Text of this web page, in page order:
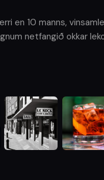
en 10 manns,
netfangið okkar